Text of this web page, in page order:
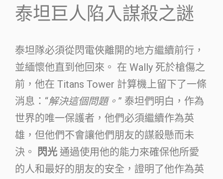
泰坦巨人陷入謀殺之謎
泰坦隊必須從閃電俠離開的地方繼續前行，
並緬懷他直到他回來。 在 Wally 死於槍傷之
前，他在 Titans Tower 計算機上留下了一條
消息：“解決這個問題。 ” 泰坦們明白，作為
世界的唯一保護者，他們必須繼續作為英
雄，但他們不會讓他們朋友的謀殺懸而未
決。
閃光 通過使用他的能力來確保他所愛
的人和最好的朋友的安全，證明了他作為英